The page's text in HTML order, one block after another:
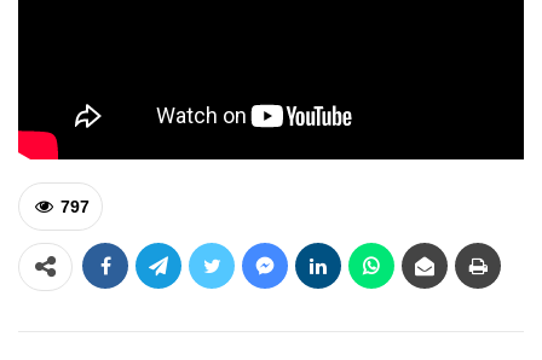
797